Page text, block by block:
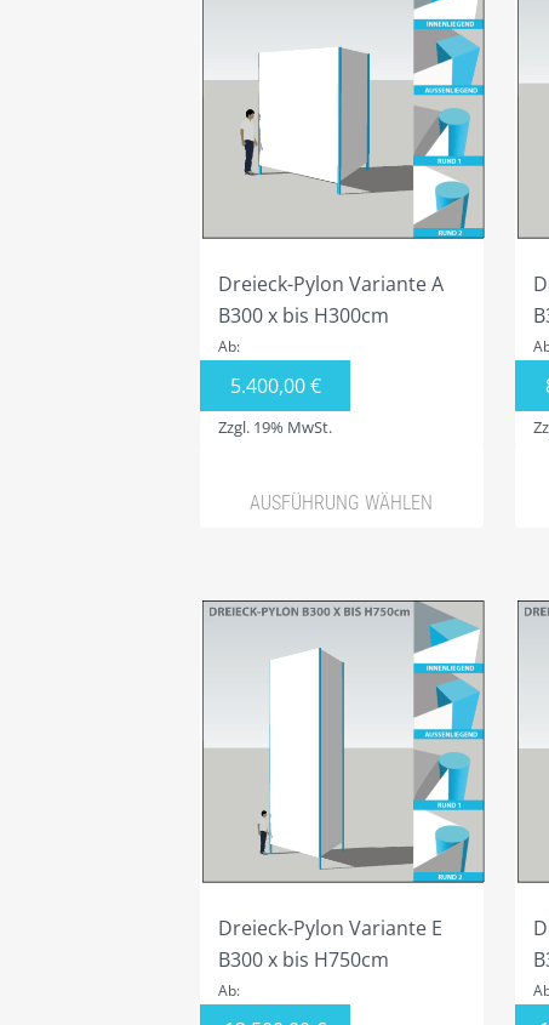
Dreieck-Pylon Variante A
B300 x bis H300cm
Ab:
5.400,00€
Zzgl. 19% MwSt.
AUSFÜHRUNG WÄHLEN
Dreieck-Pylon Variante E
B300 x bis H750cm
Ab: